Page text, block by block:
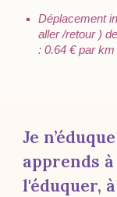
Déplacement
aller /retour )
: 0.64 € par
Je
apprends
l'éduquer,